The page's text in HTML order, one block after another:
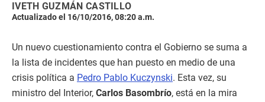
IVETH GUZMÁN CASTILLO
Actualizado el 16/10/2016, 08:20 a.m.
Un nuevo cuestionamiento contra el Gobierno se suma a
la lista de incidentes que han puesto en medio de una
crisis política a Pedro Pablo Kuczynski. Esta vez, su
ministro del Interior, Carlos Basombrío, está en la mira